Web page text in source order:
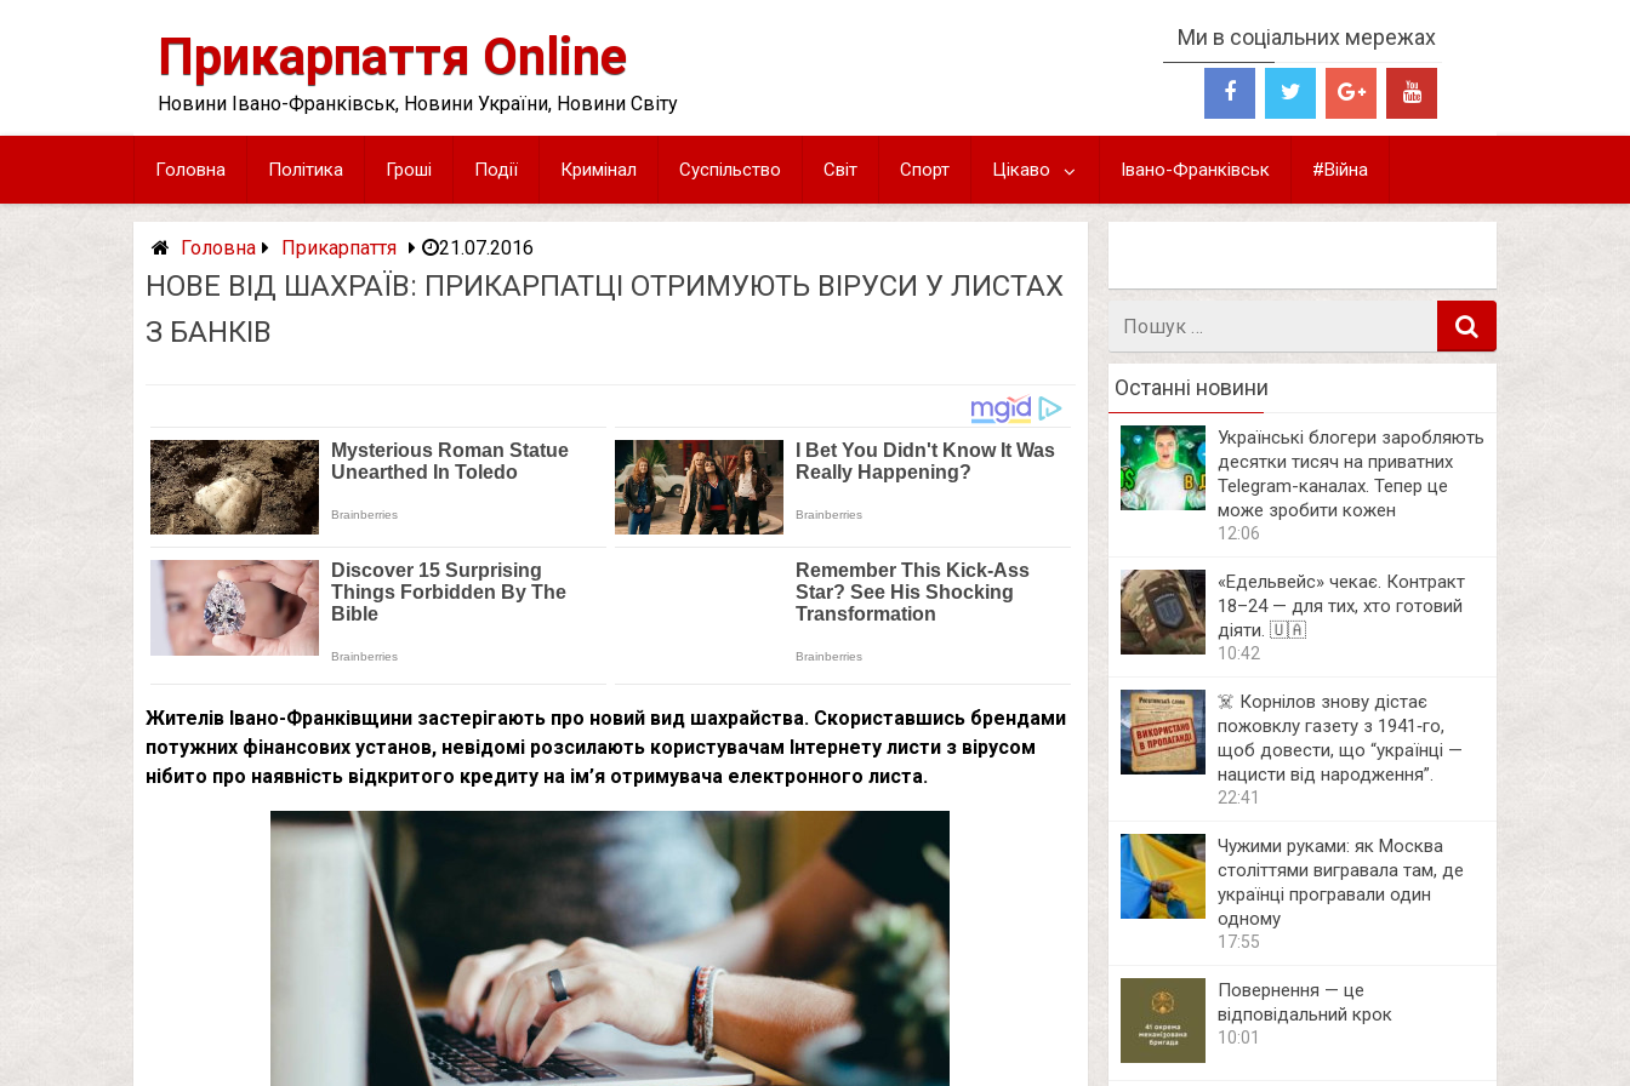
Прикарпаття Online
Новини Івано-Франківськ, Новини України, Новини Світу
Ми в соціальних мережах
Головна Політика Гроші Події Кримінал Суспільство Світ Спорт Цікаво Івано-Франківськ #Війна
Головна Прикарпаття 21.07.2016
НОВЕ ВІД ШАХРАЇВ: ПРИКАРПАТЦІ ОТРИМУЮТЬ ВІРУСИ У ЛИСТАХ
З БАНКІВ
Жителів Івано-Франківщини застерігають про новий вид шахрайства. Скориставшись брендами
потужних фінансових установ, невідомі розсилають користувачам Інтернету листи з вірусом
нібито про наявність відкритого кредиту на ім’я отримувача електронного листа.
Останні новини
Українські блогери заробляють
десятки тисяч на приватних
Telegram-каналах. Тепер це
може зробити кожен
12:06
«Едельвейс» чекає. Контракт
18–24 — для тих, хто готовий
діяти. 🇺🇦
10:42
☠️ Корнілов знову дістає
пожовклу газету з 1941‑го,
щоб довести, що “українці —
нацисти від народження”.
22:41
Чужими руками: як Москва
століттями вигравала там, де
українці програвали один
одному
17:55
Повернення — це
відповідальний крок
10:01